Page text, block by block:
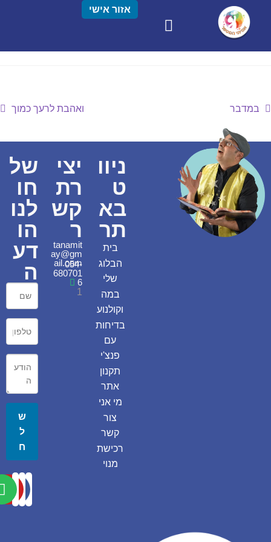
אזור אישי
במדבר ואהבת לרעך כמוך
ניוו
ט
בא
תר
בית
הבלוג
שלי
במה
וקולנוע
בדיחות
עם
פנצ'י
תקנון
אתר
מי אני
צור
קשר
רכישת
מנוי
יצי
רת
קש
ר
tanamit
ay@gm
ail.com
054-
680701
6
1
של
חו
לנו
הו
דע
ה
ש
ל
ח